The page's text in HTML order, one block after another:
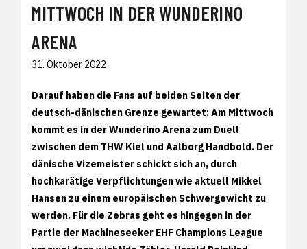
MITTWOCH IN DER WUNDERINO
ARENA
31. Oktober 2022
Darauf haben die Fans auf beiden Seiten der
deutsch-dänischen Grenze gewartet: Am Mittwoch
kommt es in der Wunderino Arena zum Duell
zwischen dem THW Kiel und Aalborg Handbold. Der
dänische Vizemeister schickt sich an, durch
hochkarätige Verpflichtungen wie aktuell Mikkel
Hansen zu einem europäischen Schwergewicht zu
werden. Für die Zebras geht es hingegen in der
Partie der Machineseeker EHF Champions League